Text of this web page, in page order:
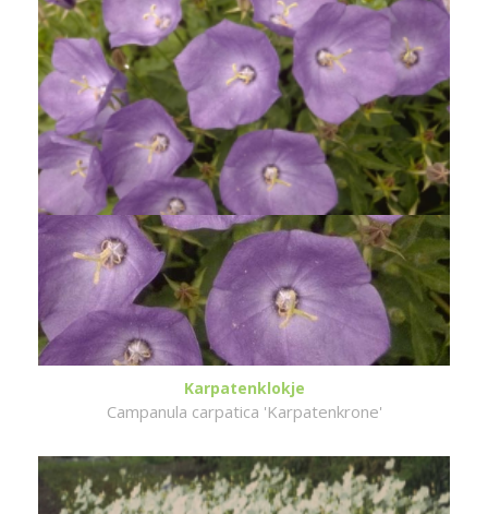
Karpatenklokje
Campanula carpatica 'Karpatenkrone'